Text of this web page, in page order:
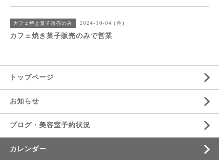
カフェ焼き菓子販売のみ 2024-10-04 (金)
カフェ焼き菓子販売のみで営業
トップページ
お知らせ
ブログ・美容室予約状況
カレンダー